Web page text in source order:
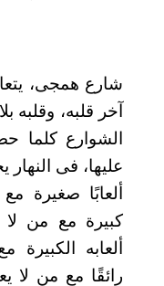
شارع همجى،
آخر قلبه،
الشوارع كلما
عليها، فى
ألعابًا صغيرة مع
كبيرة مع من لا
ألعابه
رائقًا مع من لا